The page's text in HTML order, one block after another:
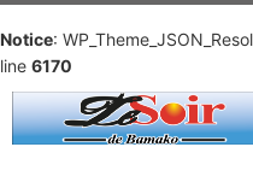
Notice:
line 6170